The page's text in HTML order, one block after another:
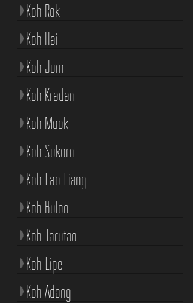
Koh Rok
Koh Hai
Koh Jum
Koh Kradan
Koh Mook
Koh Sukorn
Koh Lao Liang
Koh Bulon
Koh Tarutao
Koh Lipe
Koh Adang